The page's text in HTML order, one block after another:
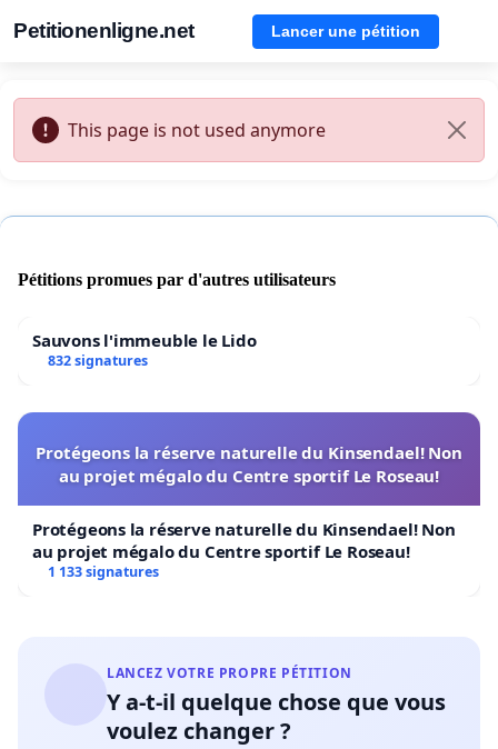
Petitionenligne.net Lancer une pétition
This page is not used anymore
Pétitions promues par d'autres utilisateurs
Sauvons l'immeuble le Lido
832 signatures
Protégeons la réserve naturelle du Kinsendael! Non
au projet mégalo du Centre sportif Le Roseau!
Protégeons la réserve naturelle du Kinsendael! Non
au projet mégalo du Centre sportif Le Roseau!
1 133 signatures
LANCEZ VOTRE PROPRE PÉTITION
Y a-t-il quelque chose que vous
voulez changer ?